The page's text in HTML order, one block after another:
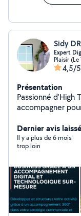
Sidy
Expert
Plaisir
4,5/5
Présentation
Passionné d'High
accompagner pour tout
matériel -
Spécialiste
la Technologie et
marketing, couplé à de
Une idée ! Mon objectif, accompagner tous les projets
ambitieux et
digital et
Dernier avis
Il y a plus de 6 mois
trop loin